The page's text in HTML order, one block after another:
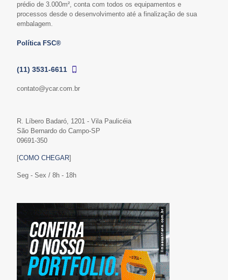
prédio de 3.000m², conta com todos os equipamentos e
processos desde o desenvolvimento até a finalização de sua
embalagem.
Política FSC®
(11) 3531-6611
contato@ycar.com.br
R. Líbero Badaró, 1201 - Vila Paulicéia
São Bernardo do Campo-SP
09691-350
[COMO CHEGAR]
Seg - Sex / 8h - 18h